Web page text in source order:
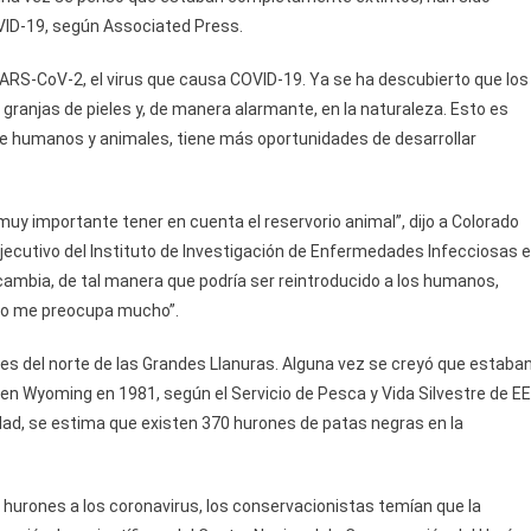
19, según Associated Press.
CoV-2, el virus que causa COVID-19. Ya se ha descubierto que los
de pieles y, de manera alarmante, en la naturaleza. Esto es
y animales, tiene más oportunidades de desarrollar
importante tener en cuenta el reservorio animal”, dijo a Colorado
del Instituto de Investigación de Enfermedades Infecciosas
de tal manera que podría ser reintroducido a los humanos,
me preocupa mucho”.
del norte de las Grandes Llanuras. Alguna vez se creyó que
en 1981, según el Servicio de Pesca y Vida Silvestre de
se estima que existen 370 hurones de patas negras en la
a los coronavirus, los conservacionistas temían que la